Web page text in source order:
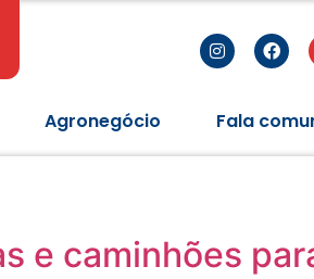
Agronegócio Fala
e caminhões